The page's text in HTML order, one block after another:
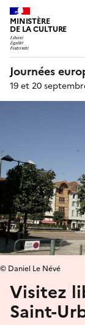
MINISTÈRE
DE LA CULTURE
Journées
19 et 20
Visitez
Saint-
© Daniel Le Névé